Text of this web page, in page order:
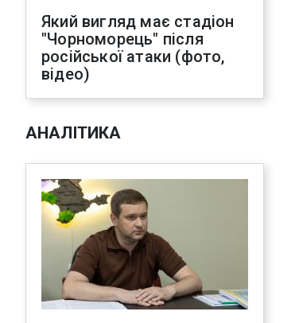
Який вигляд має стадіон
"Чорноморець" після
російської атаки (фото,
відео)
АНАЛІТИКА